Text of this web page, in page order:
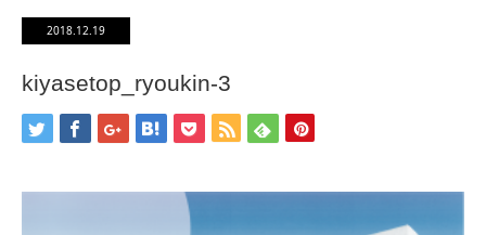
2018.12.19
kiyasetop_ryoukin-3